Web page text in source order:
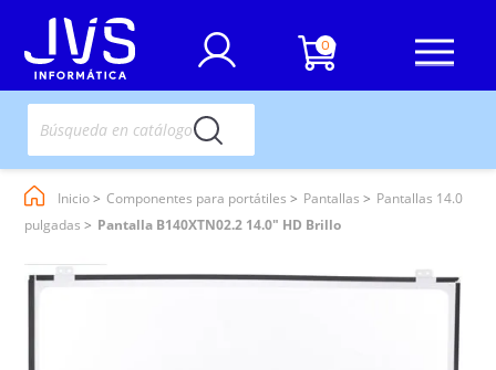
0
Inicio Componentes para portátiles Pantallas
Pantallas 14.0
pulgadas
Pantalla B140XTN02.2 14.0" HD Brillo